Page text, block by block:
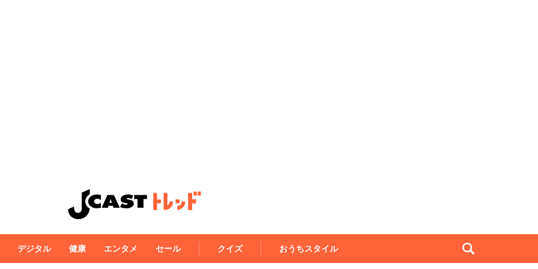
デジタル 健康 エンタメ セール クイズ おうちスタイル